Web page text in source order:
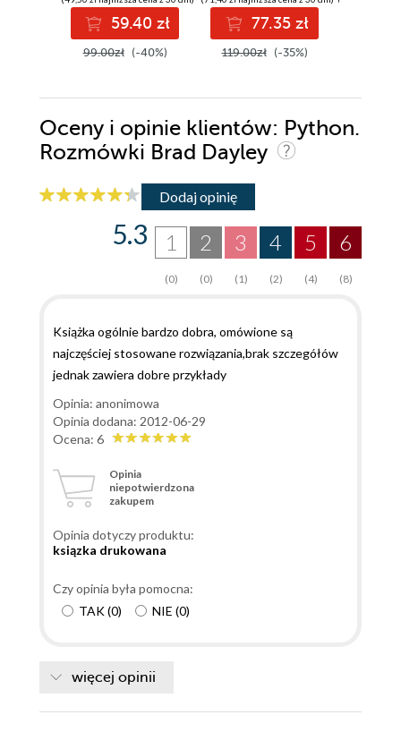
59.40 zł
99.00zł (-40%)
77.35 zł
119.00zł (-35%)
Oceny i opinie klientów: Python.
Rozmówki Brad Dayley
Dodaj opinię
6
(8)
5
(4)
4
(2)
3
(1)
2
(0)
1
(0)
5.3
Książka ogólnie bardzo dobra, omówione są
najczęściej stosowane rozwiązania,brak szczegółów
jednak zawiera dobre przykłady
Opinia: anonimowa
Opinia dodana: 2012-06-29
Ocena: 6
Opinia
niepotwierdzona
zakupem
Opinia dotyczy produktu:
ksiązka drukowana
Czy opinia była pomocna:
TAK(0) NIE (0)
więcej opinii